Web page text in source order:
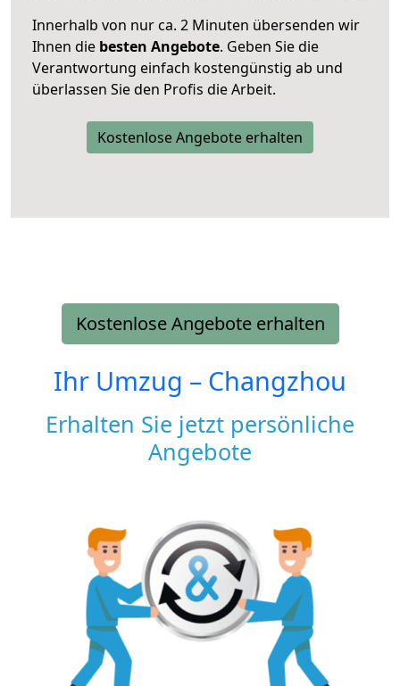
Innerhalb von nur ca. 2 Minuten übersenden wir
Ihnen die besten Angebote. Geben Sie die
Verantwortung einfach kostengünstig ab und
überlassen Sie den Profis die Arbeit.
Kostenlose Angebote erhalten
Kostenlose Angebote erhalten
Ihr Umzug – Changzhou
Erhalten Sie jetzt persönliche
Angebote